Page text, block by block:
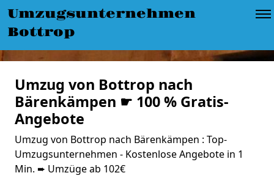
Umzugsunternehmen
Bottrop
Umzug von Bottrop nach
Bärenkämpen ☛ 100 % Gratis-
Angebote
Umzug von Bottrop nach Bärenkämpen : Top-
Umzugsunternehmen - Kostenlose Angebote in 1
Min. ➨ Umzüge ab 102€